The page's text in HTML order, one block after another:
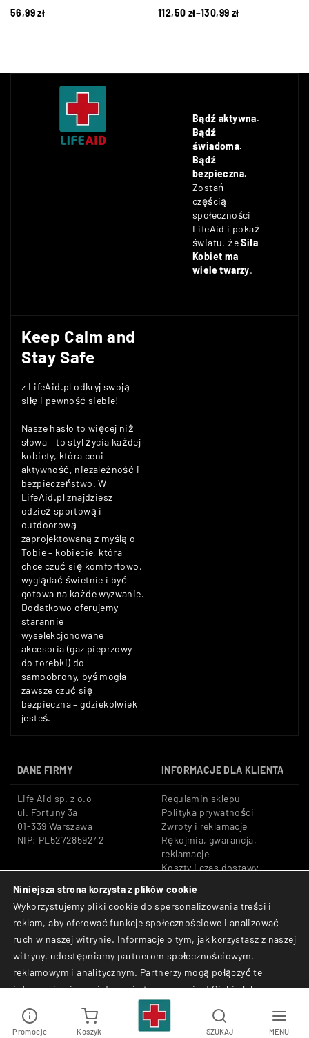
56,99zł
112,50 zł–130,99 zł
Bądź aktywna.
Bądź
świadoma.
Bądź
bezpieczna.
Zostań
częścią
społeczności
LifeAid i pokaż
światu, żeSiła
Kobiet ma
wiele twarzy.
Keep Calm and
Stay Safe
z LifeAid.pl odkryj swoją
siłę i pewność siebie!
Nasze hasło to więcej niż
słowa – to styl życia każdej
kobiety, która ceni
aktywność, niezależność i
bezpieczeństwo. W
LifeAid.pl znajdziesz
odzież sportową i
outdoorową
zaprojektowaną z myślą o
Tobie – kobiecie, która
chce czuć się komfortowo,
wyglądać świetnie i być
gotowa na każde wyzwanie.
Dodatkowo oferujemy
starannie
wyselekcjonowane
akcesoria (gaz pieprzowy
do torebki) do
samoobrony, byś mogła
zawsze czuć się
bezpieczna – gdziekolwiek
jesteś.
DANE FIRMY INFORMACJE DLA KLIENTA
Life Aid sp. z o.o
ul. Fortuny 3a
01-339 Warszawa
NIP: PL5272859242
Regulamin sklepu
Polityka prywatności
Zwroty i reklamacje
Rękojmia, gwarancja,
reklamacje
Koszty i czas dostawy
Tel: +48 533 666 776
E-mail: shop@lifeaid.pl
Bezpieczne płatności:
Przelewy24, BLIK, Karty
płatnicze
© Life Aid sp. z o.o. All
Rights Reserved.
Promocje
Koszyk
SZUKAJ MENU
Niniejsza strona korzysta z plików cookie
Wykorzystujemy pliki cookie do spersonalizowania treści i
reklam, aby oferować funkcje społecznościowe i analizować
ruch w naszej witrynie. Informacje o tym, jak korzystasz z naszej
witryny, udostępniamy partnerom społecznościowym,
reklamowym i analitycznym. Partnerzy mogą połączyć te
informacje z innymi danymi otrzymanymi od Ciebie lub
uzyskanymi podczas korzystania z ich usług.
Akceptuj Odrzuć